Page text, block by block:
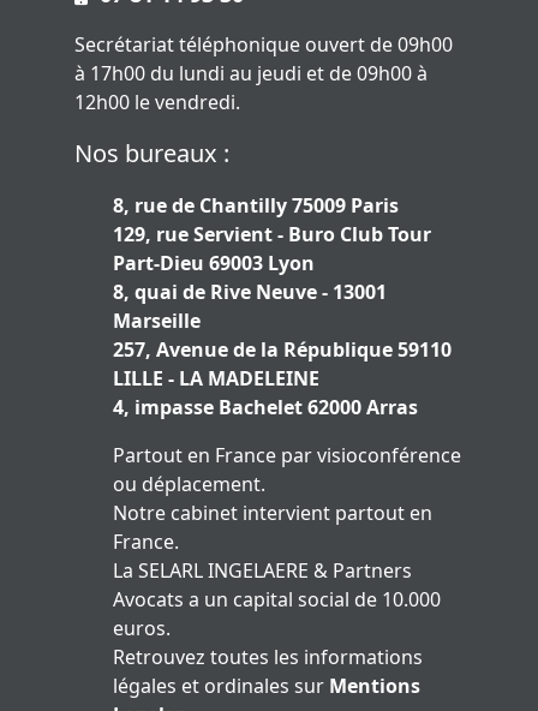
Secrétariat téléphonique ouvert de 09h00
à 17h00 du lundi au jeudi et de 09h00 à
12h00 le vendredi.
Nos bureaux :
8, rue de Chantilly 75009 Paris
129, rue Servient - Buro Club Tour
Part-Dieu 69003 Lyon
8, quai de Rive Neuve - 13001
Marseille
257, Avenue de la République 59110
LILLE - LA MADELEINE
4, impasse Bachelet 62000 Arras
Partout en France par visioconférence
ou déplacement.
Notre cabinet intervient partout en
France.
La SELARL INGELAERE & Partners
Avocats a un capital social de 10.000
euros.
Retrouvez toutes les informations
légales et ordinales sur Mentions